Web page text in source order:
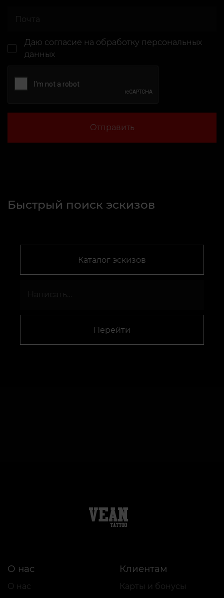
Даю согласие на обработку персональных
данных
Отправить
Быстрый поиск эскизов
Каталог эскизов
Перейти
О нас
О нас
Клиентам
Карты и бонусы